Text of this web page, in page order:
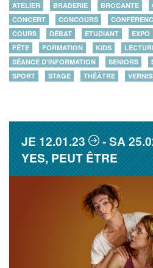
ATELIER BRADERIE BROCANTE
CONCERT
CONCOURS
COURS
DÉBAT ETUDIANT EXPO
FÊTE
FORMATION KIDS
SÉANCE D'INFORMATION
SENIORS
SPORT
STAGE THÉÂTRE
JE12.01.23 SA
YES, PEUT ÊTRE